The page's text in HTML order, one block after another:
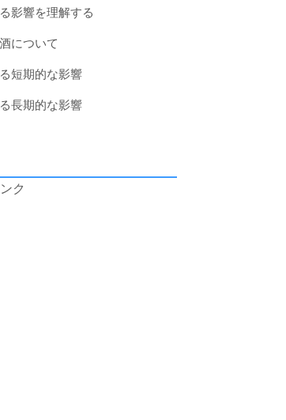
影響を理解する
について
短期的な影響
長期的な影響
ク